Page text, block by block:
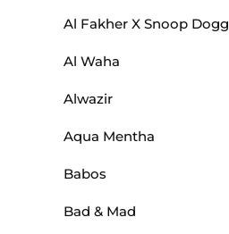
Al Fakher X Snoop Dogg
Al Waha
Alwazir
Aqua Mentha
Babos
Bad & Mad